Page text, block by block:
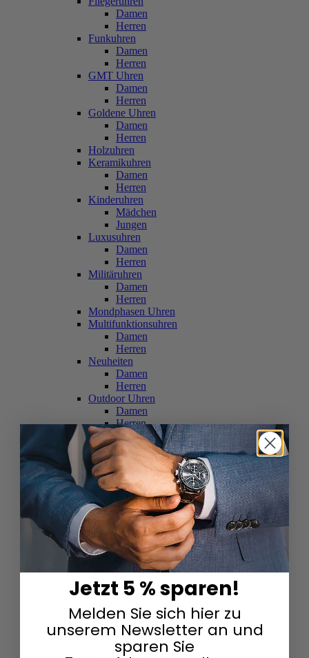
Damen
Herren
Funkuhren
Damen
Herren
GMT Uhren
Damen
Herren
Goldene Uhren
Damen
Herren
Holzuhren
Keramikuhren
Damen
Herren
Kinderuhren
Mädchen
Jungen
Luxusuhren
Damen
Herren
Militäruhren
Damen
Herren
Mondphasen Uhren
Multifunktionsuhren
Damen
Herren
Neuheiten
Damen
Herren
Outdoor Uhren
Damen
Herren
Schweizer Uhren
Damen
Herren
Skelettuhren
Damen
Herren
Smartwatches
Damen
Herren
Solaruhren
Herren
Damen
Sportuhren
Damen
Herren
Swarovski & Edelsteine
Damen
Herren
Jetzt 5 % sparen!
Melden Sie sich hier zu
unserem Newsletter an und
sparen Sie